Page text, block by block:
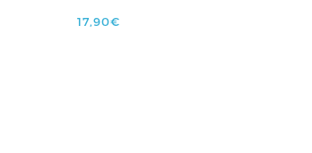
17,90€